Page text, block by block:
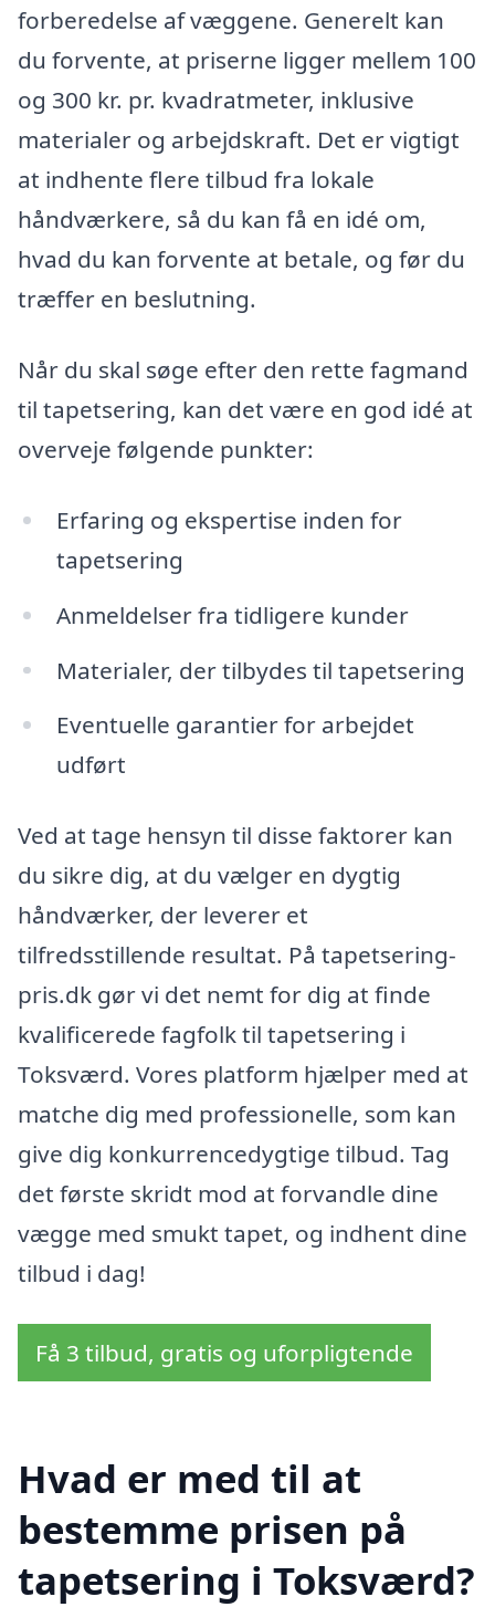
forberedelse af væggene. Generelt kan
du forvente, at priserne ligger mellem 100
og 300 kr. pr. kvadratmeter, inklusive
materialer og arbejdskraft. Det er vigtigt
at indhente flere tilbud fra lokale
håndværkere, så du kan få en idé om,
hvad du kan forvente at betale, og før du
træffer en beslutning.
Når du skal søge efter den rette fagmand
til tapetsering, kan det være en god idé at
overveje følgende punkter:
Erfaring og ekspertise inden for
tapetsering
Anmeldelser fra tidligere kunder
Materialer, der tilbydes til tapetsering
Eventuelle garantier for arbejdet
udført
Ved at tage hensyn til disse faktorer kan
du sikre dig, at du vælger en dygtig
håndværker, der leverer et
tilfredsstillende resultat. På tapetsering-
pris.dk gør vi det nemt for dig at finde
kvalificerede fagfolk til tapetsering i
Toksværd. Vores platform hjælper med at
matche dig med professionelle, som kan
give dig konkurrencedygtige tilbud. Tag
det første skridt mod at forvandle dine
vægge med smukt tapet, og indhent dine
tilbud i dag!
Få 3 tilbud, gratis og uforpligtende
Hvad er med til at
bestemme prisen på
tapetsering i Toksværd?